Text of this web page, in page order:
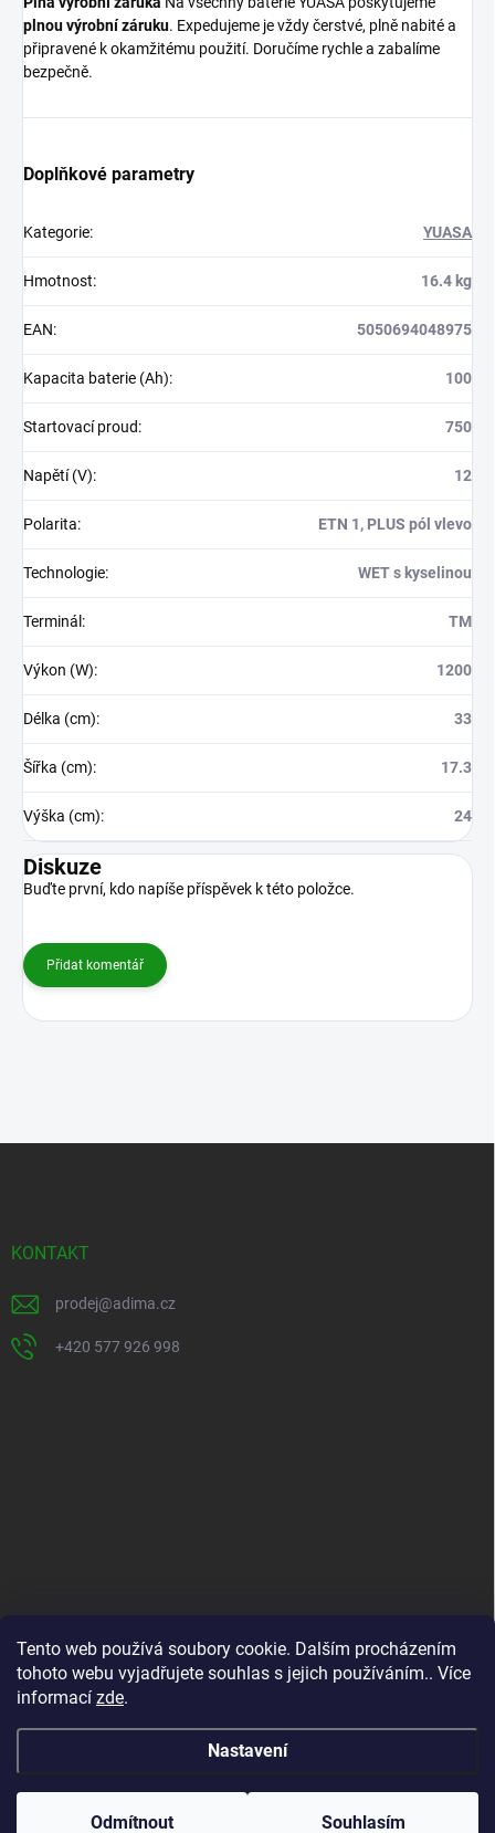
Tento web používá soubory cookie. Dalším procházením
tohoto webu vyjadřujete souhlas s jejich používáním.. Více
informací zde.
Nastavení
Odmítnout Souhlasím
plnou výrobní záruku. Expedujeme je vždy čerstvé, plně nabité a
připravené k okamžitému použití. Doručíme rychle a zabalíme
bezpečně.
Doplňkové parametry
Kategorie: YUASA
Hmotnost: 16.4 kg
EAN: 5050694048975
Kapacita baterie (Ah): 100
Startovací proud: 750
Napětí (V): 12
Polarita: ETN 1, PLUS pól vlevo
Technologie: WET s kyselinou
Terminál : TM
Výkon (W): 1200
Délka (cm): 33
Šířka (cm): 17.3
Výška (cm): 24
Diskuze
Buďte první, kdo napíše příspěvek k této položce.
Přidat komentář
KONTAKT
prodej@adima.cz
+420 577 926 998
Kontakty
Formuláře ke stažení
Copyright 2026 ADIMA BRÁZDIL . Všechna práva vyhrazena.